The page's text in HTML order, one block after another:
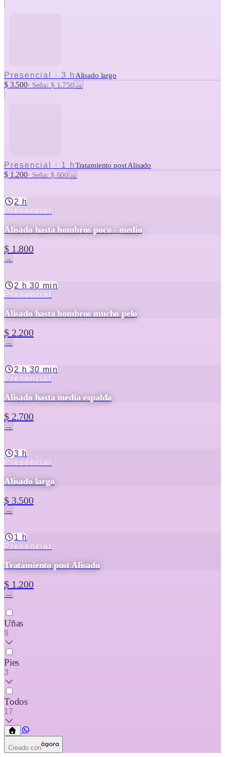
Presencial · 3 h Alisado largo
$ 3.500· Seña: $ 1.750 →
Presencial · 1 hTratamiento post Alisado
$ 1.200· Seña: $ 600 →
2 h
Presencial
Alisado hasta hombros poco - medio
$ 1.800
→
2 h 30 min
Presencial
Alisado hasta hombros mucho pelo
$ 2.200
→
2 h 30 min
Presencial
Alisado hasta media espalda
$ 2.700
→
3 h
Presencial
Alisado largo
$ 3.500
→
1 h
Presencial
Tratamiento post Alisado
$ 1.200
→
Uñas
9
Pies
3
Todos
17
Creado con